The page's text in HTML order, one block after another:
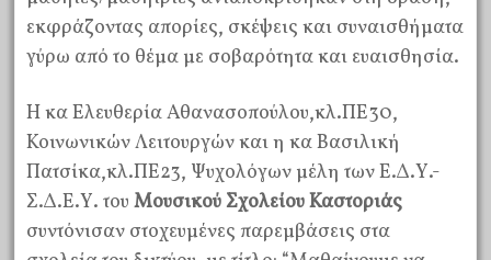
εκφράζοντας απορίες, σκέψεις και συναισθήματα
γύρω από το θέμα με σοβαρότητα και ευαισθησία.
Η κα Ελευθερία Αθανασοπούλου,κλ.ΠΕ30,
Κοινωνικών Λειτουργών και η κα Βασιλική
Πατσίκα,κλ.ΠΕ23, Ψυχολόγων μέλη των Ε.Δ.Υ.-
Σ.Δ.Ε.Υ. τουΜουσικού Σχολείου Καστοριάς
συντόνισαν στοχευμένες παρεμβάσεις στα